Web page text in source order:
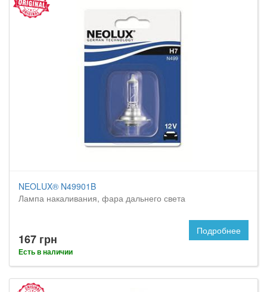
NEOLUX® N49901B
Лампа накаливания, фара дальнего света
167 грн
Есть в наличии
Подробнее